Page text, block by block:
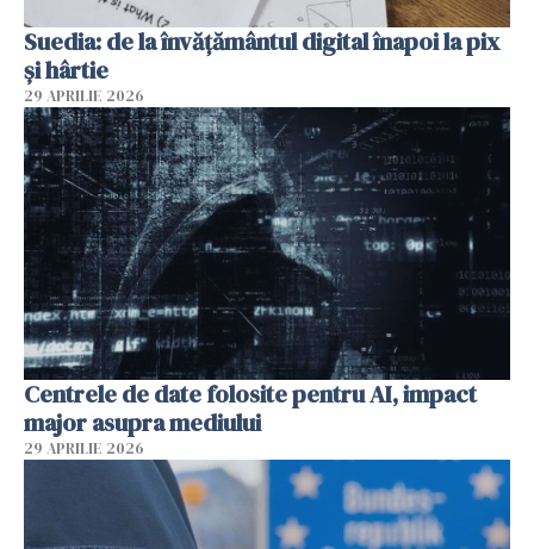
Suedia: de la învățământul digital înapoi la pix
și hârtie
29 APRILIE 2026
Centrele de date folosite pentru AI, impact
major asupra mediului
29 APRILIE 2026